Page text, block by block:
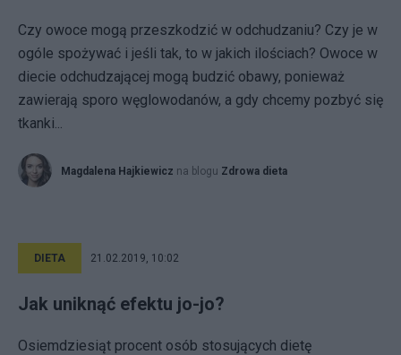
Czy owoce mogą przeszkodzić w odchudzaniu? Czy je w
ogóle spożywać i jeśli tak, to w jakich ilościach? Owoce w
diecie odchudzającej mogą budzić obawy, ponieważ
zawierają sporo węglowodanów, a gdy chcemy pozbyć się
tkanki...
Magdalena Hajkiewicz na blogu Zdrowa dieta
DIETA 21.02.2019, 10:02
Jak uniknąć efektu jo-jo?
Osiemdziesiąt procent osób stosujących dietę